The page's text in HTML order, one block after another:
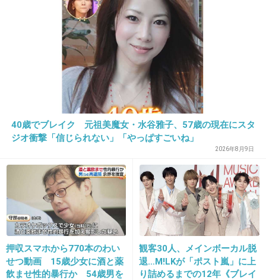
2013/08/01(木) 23:33:27
知ってますそのブランド！！
この前試しに買ってみました（＾ω＾）
可愛いですよね♪
+20
2013/08/01(木) 23:34:06
FIRE KING
丈夫で割れにくい。
+51 -2
40歳でブレイク 元祖美魔女・水谷雅子、57歳の現在にスタ
ジオ衝撃「信じられない」「やっぱすごいね」
2026年8月9日
押収スマホから770本のわい
せつ動画 15歳少女に酒と薬
飲ませ性的暴行か 54歳男を
観客30人、メインボーカル脱
退…M!LKが「ポスト嵐」に上
り詰めるまでの12年《ブレイ